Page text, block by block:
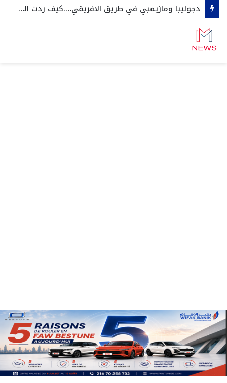
دجوليبا ومازيمبي في طريق الافريقي….كيف ردت الهيئة والإطار الفني الفعل… وتحركات عاجلة لحسم هذه الصفقات ….